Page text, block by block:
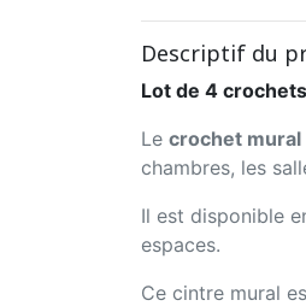
Descriptif du
Lot de 4
Le crochet mural
chambres, les
Il est disponible
espaces.
Ce cintre mural